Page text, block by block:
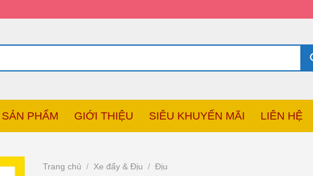
SẢN PHẨM GIỚI THIỆU SIÊU KHUYẾN MÃI LIÊN HỆ
Trang chủ / Xe đẩy & Địu / Địu